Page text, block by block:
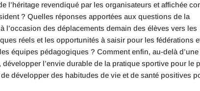
l’héritage revendiqué par les organisateurs et affichée
? Quelles réponses apportées aux questions de la
l’occasion des déplacements demain des élèves vers les
réels et les opportunités à saisir pour les fédérations
équipes pédagogiques ? Comment enfin, au-delà d’une
l’envie durable de la pratique sportive pour le
développer des habitudes de vie et de santé positives